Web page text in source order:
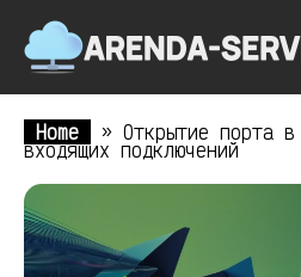
Home » Открытие порта
входящих подключений